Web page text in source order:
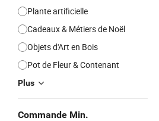
Plante artificielle
Cadeaux & Métiers de Noël
Objets d'Art en Bois
Pot de Fleur & Contenant
Plus
Commande Min.